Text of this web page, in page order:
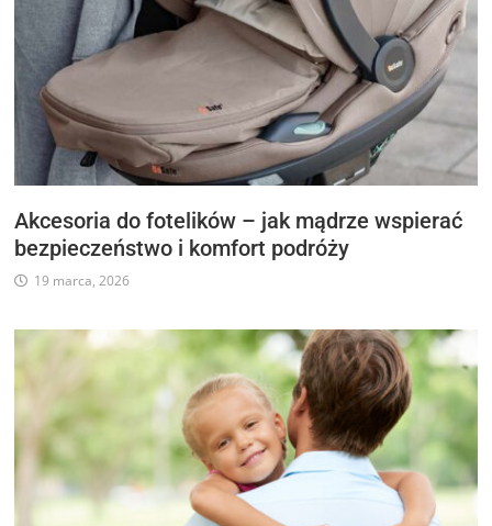
Akcesoria do fotelików – jak mądrze wspierać
bezpieczeństwo i komfort podróży
19 marca, 2026